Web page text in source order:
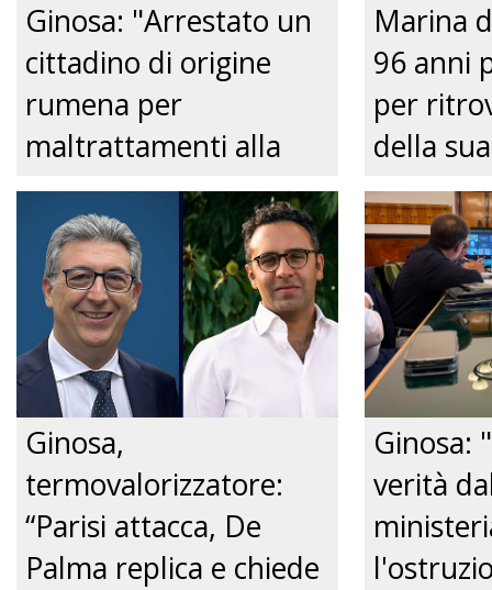
Ginosa: "Arrestato un
cittadino di origine
rumena per
maltrattamenti alla
convivente." Just tv
Marina
96 anni
per
della
dalla
Just tv
Ginosa,
termovalorizzatore:
“Parisi attacca, De
Palma replica e chiede
Ginosa:
verità